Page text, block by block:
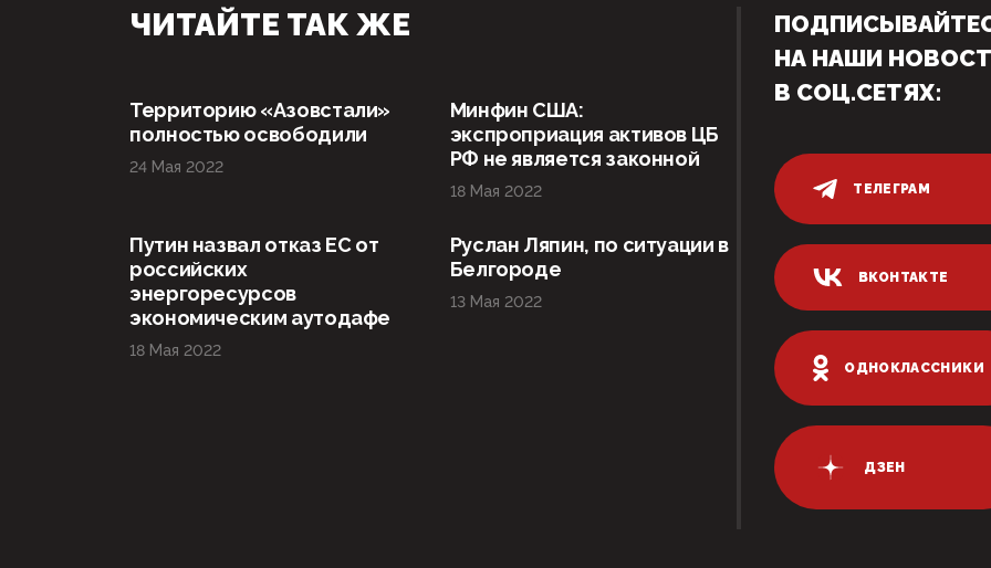
ЧИТАЙТЕ ТАК ЖЕ
Территорию «Азовстали»
полностью освободили
24 Мая 2022
Минфин США:
экспроприация активов ЦБ
РФ не является законной
18 Мая 2022
Путин назвал отказ ЕС от
российских
энергоресурсов
экономическим аутодафе
18 Мая 2022
Руслан Ляпин, по ситуации в
Белгороде
13 Мая 2022
НА НАШИ
В СОЦ.СЕТЯХ:
ТЕЛЕГРАМ
ВКОНТАКТЕ
ОДНОКЛАССНИКИ
ДЗЕН